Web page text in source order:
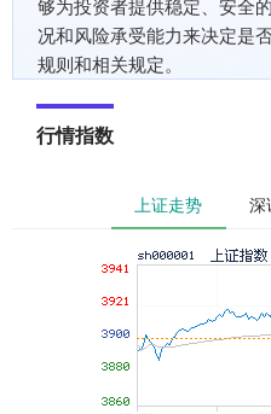
够为投资者提供稳定、安全
况和风险承受能力来决定是
规则和相关规定。
行情指数
上证走势 深